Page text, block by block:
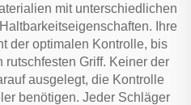
mit unterschiedlichen
Ihre
der optimalen Kontrolle, bis
Griff. Keiner der
ausgelegt, die Kontrolle
benötigen. Jeder Schläger